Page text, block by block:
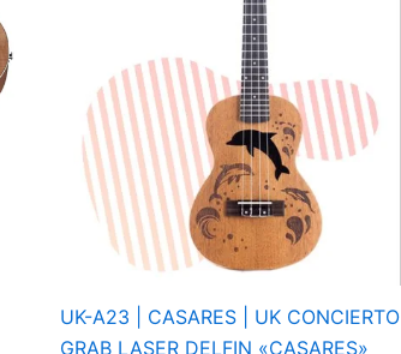
UK-A23 | CASARES | UK CONCIERTO
GRAB LASER DELFIN «CASARES»